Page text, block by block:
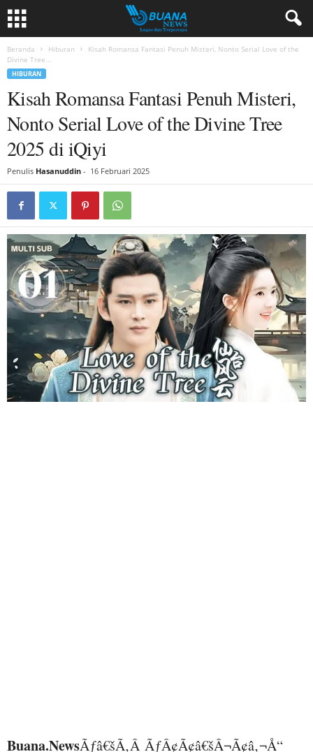
Beranda Hiburan
Kisah Romansa Fantasi Penuh Misteri, Nonto Serial Love of the
Divine Tree...
HIBURAN
Kisah Romansa Fantasi Penuh Misteri,
Nonto Serial Love of the Divine Tree
2025 di iQiyi
Penulis Hasanuddin - 16 Februari 2025
Buana.NewsÃƒâ€šÃ‚Â ÃƒÂ¢Ã¢â€šÂ¬Ã¢â‚¬Å“